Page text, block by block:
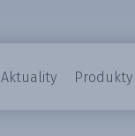
Aktuality Produkty